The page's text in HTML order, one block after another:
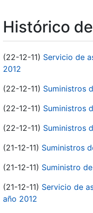
Histórico
(22-12-11) Servicio de
2012
(22-12-11) Suministros
(22-12-11) Suministros
(22-12-11) Suministros
(21-12-11) Suministros
(21-12-11) Suministro
(21-12-11) Servicio de
año 2012